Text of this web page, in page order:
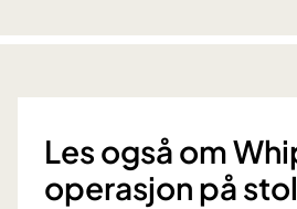
Les også om
operasjon på